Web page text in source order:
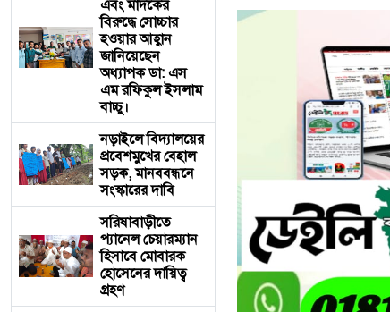
এবং মাদকের
বিরুদ্ধে সোচ্চার
হওয়ার আহ্বান
জানিয়েছেন
অধ্যাপক ডা: এস
এম রফিকুল ইসলাম
বাচ্চু।
নড়াইলে বিদ্যালয়ের
প্রবেশমুখের বেহাল
সড়ক, মানববন্ধনে
সংস্কারের দাবি
সরিষাবাড়ীতে
প্যানেল চেয়ারম্যান
হিসাবে মোবারক
হোসেনের দায়িত্ব
গ্রহণ